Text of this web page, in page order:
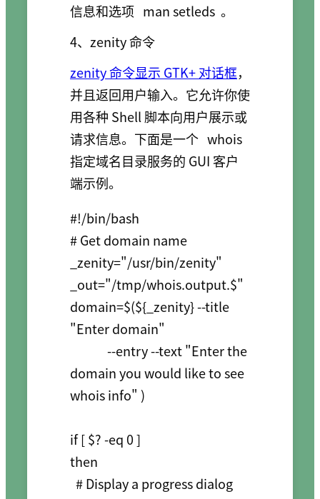
信息和选项 man setleds 。
4、zenity 命令
zenity 命令显示 GTK+ 对话框，
并且返回用户输入。它允许你使
用各种 Shell 脚本向用户展示或
请求信息。下面是一个 whois
指定域名目录服务的 GUI 客户
端示例。
#!/bin/bash
# Get domain name
_zenity="/usr/bin/zenity"
_out="/tmp/whois.output.$"
domain=$(${_zenity} --title
"Enter domain"
domain you would like to see
whois info" )
if [ $? -eq 0 ]
then